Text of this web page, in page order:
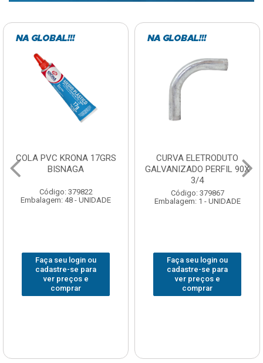
COLA PVC KRONA 17GRS
BISNAGA
Código: 379822
Embalagem: 48 - UNIDADE
Faça seu login ou
cadastre-se para
ver preços e
comprar
CURVA ELETRODUTO
GALVANIZADO PERFIL 90X
3/4
Código: 379867
Embalagem: 1 - UNIDADE
Faça seu login ou
cadastre-se para
ver preços e
comprar